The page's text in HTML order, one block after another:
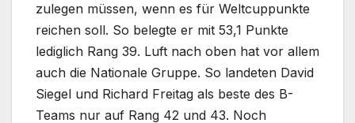
zulegen müssen, wenn es für Weltcuppunkte
reichen soll. So belegte er mit 53,1 Punkte
lediglich Rang 39. Luft nach oben hat vor allem
auch die Nationale Gruppe. So landeten David
Siegel und Richard Freitag als beste des B-
Teams nur auf Rang 42 und 43. Noch